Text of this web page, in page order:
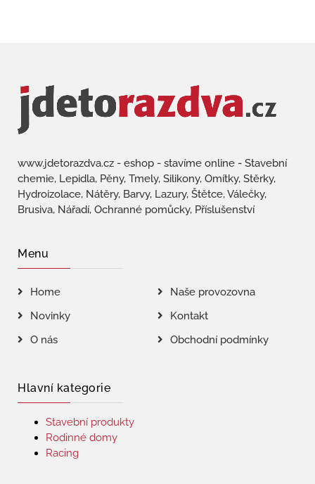
www.jdetorazdva.cz - eshop - stavíme online - Stavební
chemie, Lepidla, Pěny, Tmely, Silikony, Omítky, Stěrky,
Hydroizolace, Nátěry, Barvy, Lazury, Štětce, Válečky,
Brusiva, Nářadí, Ochranné pomůcky, Příslušenství
Menu
Home
Naše provozovna
Novinky
Kontakt
O nás
Obchodní podmínky
Hlavní kategorie
Stavební produkty
Rodinné domy
Racing